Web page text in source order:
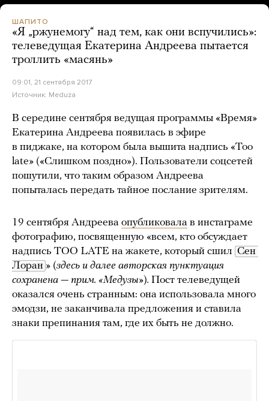
ШАПИТО
«Я „ржунемогу“ над тем, как они вспучились»:
телеведущая Екатерина Андреева пытается
троллить «масянь»
09:01, 21 сентября 2017
Источник: Meduza
В середине сентября ведущая программы «Время»
Екатерина Андреева появилась в эфире
в пиджаке, на котором была вышита надпись «Too
late» («Слишком поздно»). Пользователи соцсетей
пошутили, что таким образом Андреева
попыталась передать тайное послание зрителям.
19 сентября Андреева опубликовала в инстаграме
фотографию, посвященную «всем, кто обсуждает
надпись TOO LATE на жакете, который сшил Сен
Лоран » (здесь и далее авторская пунктуация
сохранена — прим. «Медузы»). Пост телеведущей
оказался очень странным: она использовала много
эмодзи, не заканчивала предложения и ставила
знаки препинания там, где их быть не должно.